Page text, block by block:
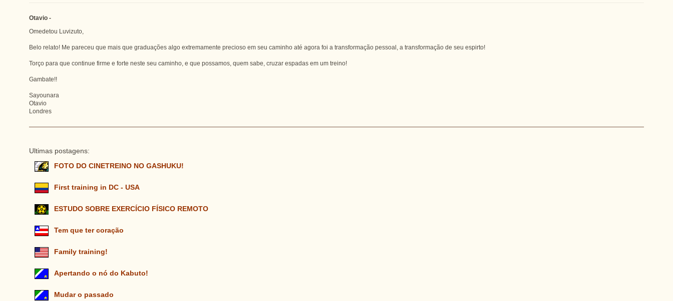
Otavio -
Omedetou Luvizuto,
Belo relato! Me pareceu que mais que graduações algo extremamente precioso em seu caminho até agora foi a transformação pessoal, a transformação de seu espirto!
Torço para que continue firme e forte neste seu caminho, e que possamos, quem sabe, cruzar espadas em um treino!
Gambate!!
Sayounara
Otavio
Londres
Ultimas postagens:
FOTO DO CINETREINO NO GASHUKU!
First training in DC - USA
ESTUDO SOBRE EXERCÍCIO FÍSICO REMOTO
Tem que ter coração
Family training!
Apertando o nó do Kabuto!
Mudar o passado